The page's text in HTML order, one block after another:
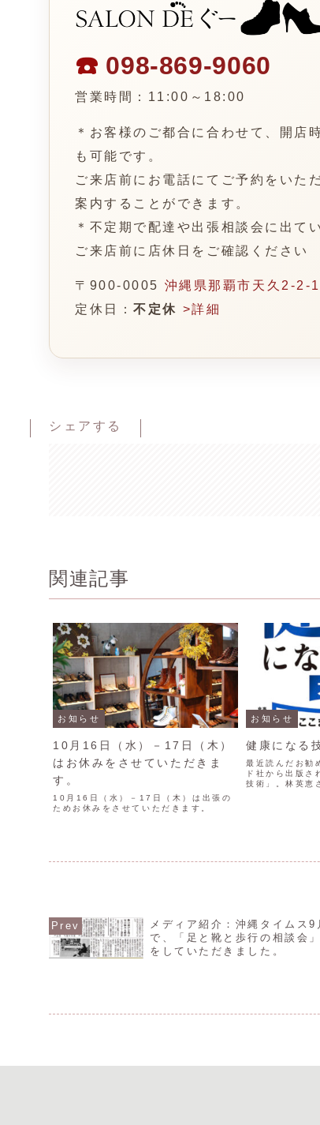
☎️ 098-869-9060
営業時間：11:00～18:00
＊お客様のご都合に合わせて、開店
も可能です。
ご来店前にお電話にてご予約をいた
案内することができます。
＊不定期で配達や出張相談会に出て
ご来店前に店休日をご確認ください
〒900-0005 沖縄県那覇市天久2-2-
定休日：不定休 >詳細
シェアする
関連記事
お知らせ
10月16日（水）－17日（木）
はお休みをさせていただきま
す。
10月16日（水）－17日（木）は出張の
ためお休みをさせていただきます。
お知らせ
健康になる
最近読んだお勧
ド社から出版さ
技術」。林英恵
メディア紹介：沖縄タイムス9
で、「足と靴と歩行の相談会
をしていただきました。